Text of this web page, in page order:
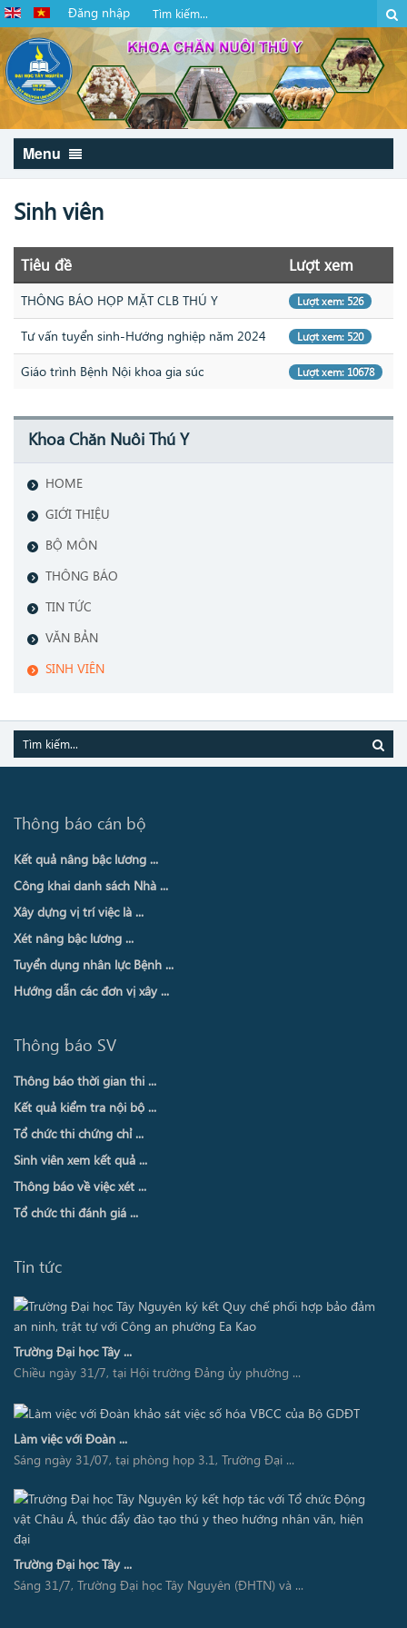
Đăng nhập
Menu
Sinh viên
Tiêu đề Lượt xem
THÔNG BÁO HỌP MẶT CLB THÚ Y Lượt xem: 526
Tư vấn tuyển sinh-Hướng nghiệp năm 2024 Lượt xem: 520
Giáo trình Bệnh Nội khoa gia súc Lượt xem: 10678
Khoa Chăn Nuôi Thú Y
HOME
GIỚI THIỆU
BỘ MÔN
THÔNG BÁO
TIN TỨC
VĂN BẢN
SINH VIÊN
Thông báo cán bộ
Kết quả nâng bậc lương ...
Công khai danh sách Nhà ...
Xây dựng vị trí việc là ...
Xét nâng bậc lương ...
Tuyển dụng nhân lực Bệnh ...
Hướng dẫn các đơn vị xây ...
Thông báo SV
Thông báo thời gian thi ...
Kết quả kiểm tra nội bộ ...
Tổ chức thi chứng chỉ ...
Sinh viên xem kết quả ...
Thông báo về việc xét ...
Tổ chức thi đánh giá ...
Tin tức
Trường Đại học Tây ...
Chiều ngày 31/7, tại Hội trường Đảng ủy phường ...
Làm việc với Đoàn ...
Sáng ngày 31/07, tại phòng họp 3.1, Trường Đại ...
Trường Đại học Tây ...
Sáng 31/7, Trường Đại học Tây Nguyên (ĐHTN) và ...